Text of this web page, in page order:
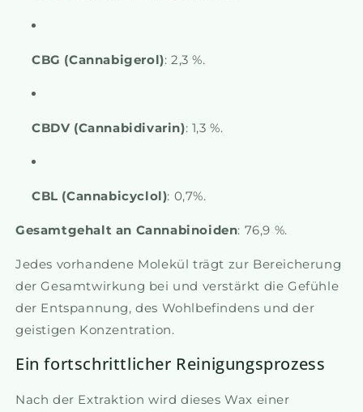
CBG (Cannabigerol): 2,3 %.
CBDV (Cannabidivarin): 1,3 %.
CBL (Cannabicyclol): 0,7%.
Gesamtgehalt an Cannabinoiden: 76,9 %.
Jedes vorhandene Molekül trägt zur Bereicherung
der Gesamtwirkung bei und verstärkt die Gefühle
der Entspannung, des Wohlbefindens und der
geistigen Konzentration.
Ein fortschrittlicher Reinigungsprozess
Nach der Extraktion wird dieses Wax einer